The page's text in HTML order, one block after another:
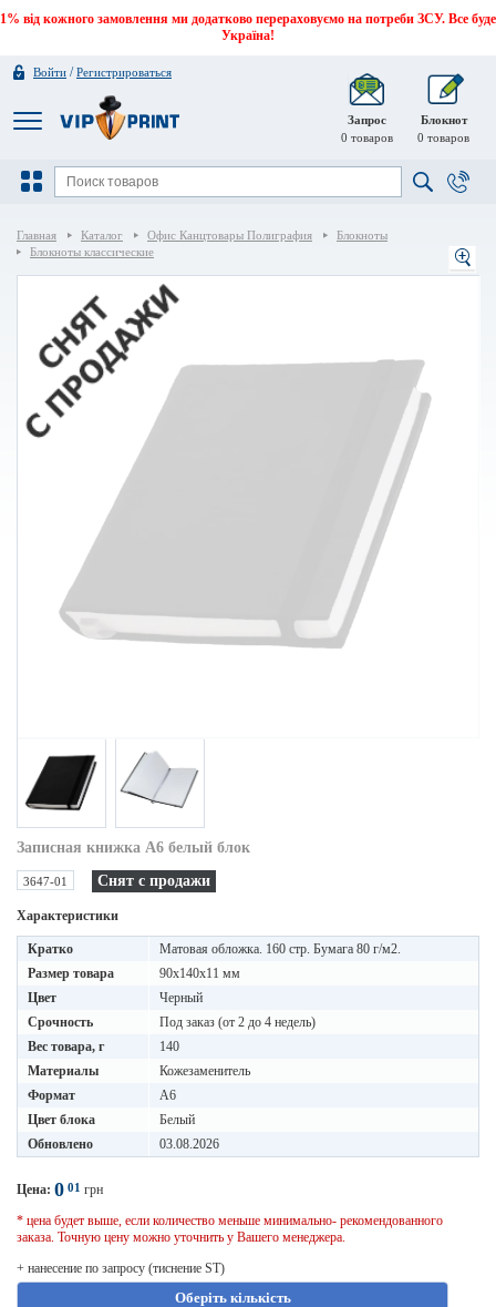
1% від кожного замовлення ми додатково перераховуємо на потреби ЗСУ. Все буде
Україна!
Войти /Регистрироваться
Запрос
0 товаров
Блокнот
0 товаров
Главная Каталог Офис Канцтовары Полиграфия
Блокноты
Блокноты классические
Записная книжка A6 белый блок
3647-01 Снят с продажи
Характеристики
Кратко
Матовая обложка. 160 стр. Бумага 80 г/м2.
Размер товара
90х140х11 мм
Цвет
Черный
Срочность
Под заказ (от 2 до 4 недель)
Вес товара, г
140
Материалы
Кожезаменитель
Формат
A6
Цвет блока
Белый
Обновлено
03.08.2026
Цена: 0 01 грн
* цена будет выше, если количество меньше минимально- рекомендованного
заказа. Точную цену можно уточнить у Вашего менеджера.
+ нанесение по запросу (тиснение ST)
Оберіть кількість